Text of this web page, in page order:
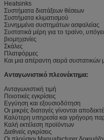
Heatsinks
Συστήματα διατάξεων θέσεων
Συστήματα κλιματισμού
Συνημμένα συστημάτων ασφαλείας
Συστατικά μέρη για το τραίνο,
βιομηχανίες
Σκάλες
Πλατφόρμες
Και μια απέραντη σειρά
Ανταγωνιστικό πλεονέκτημα:
Ανταγωνιστική τιμή
Ποιοτικές εγκρίσεις
Εγγύηση και εξουσιοδότηση
Οι μικρές διαταγές γίνονται
Καλύτερη υπηρεσία και γρήγορη
Καλή εκτέλεση προϊόντων
Διεθνείς εγκρίσεις